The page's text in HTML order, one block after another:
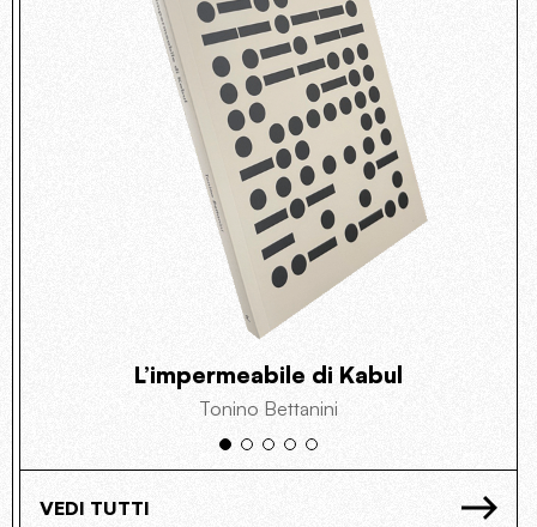
L’impermeabile di Kabul
Tonino Bettanini
VEDI TUTTI